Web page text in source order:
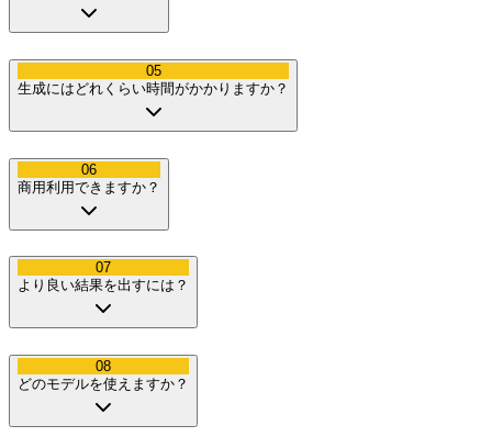
05
生成にはどれくらい時間がかかりますか？
06
商用利用できますか？
07
より良い結果を出すには？
08
どのモデルを使えますか？